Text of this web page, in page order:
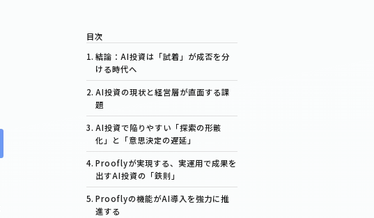
結論：AI投資は「試着」が成否を分
ける時代へ
AI投資の現状と経営層が直面する課
題
AI投資で陥りやすい「探索の形骸
化」と「意思決定の遅延」
Prooflyが実現する、実運用で成果を
出すAI投資の「鉄則」
Prooflyの機能がAI導入を強力に推
進する